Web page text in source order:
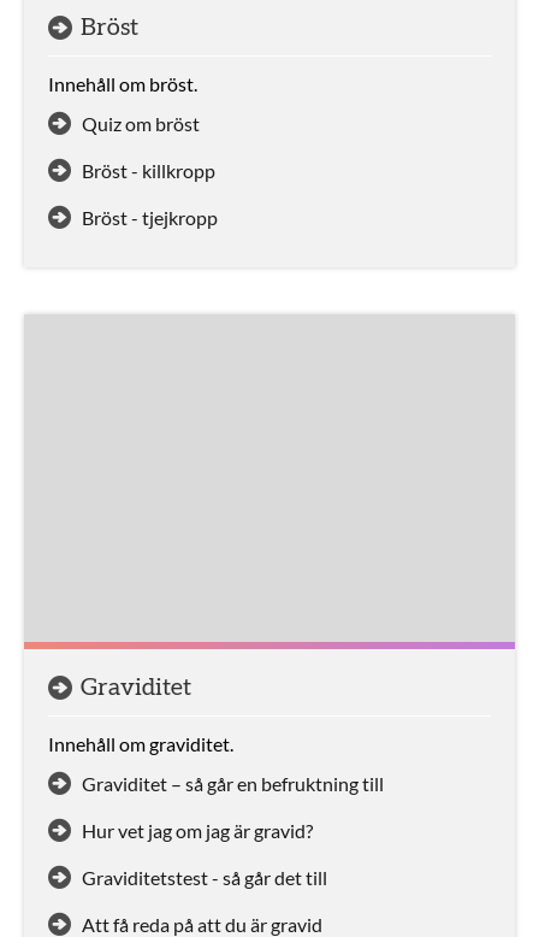
Bröst
Innehåll om bröst.
Quiz om bröst
Bröst - killkropp
Bröst - tjejkropp
Graviditet
Innehåll om graviditet.
Graviditet – så går en befruktning till
Hur vet jag om jag är gravid?
Graviditetstest - så går det till
Att få reda på att du är gravid